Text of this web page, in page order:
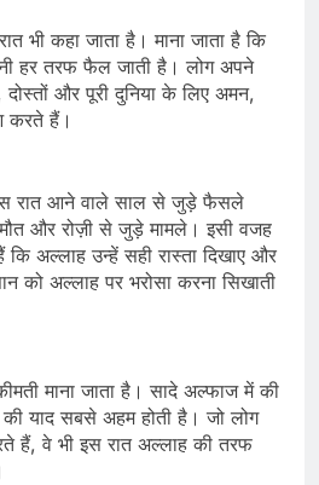
भी कहा जाता है। माना जाता है कि
हर तरफ फैल जाती है। लोग अपने
दोस्तों और पूरी दुनिया के लिए अमन,
करते हैं।
रात आने वाले साल से जुड़े फैसले
और रोज़ी से जुड़े मामले। इसी वजह
अल्लाह उन्हें सही रास्ता दिखाए और
को अल्लाह पर भरोसा करना सिखाती
माना जाता है। सादे अल्फाज में की
याद सबसे अहम होती है। जो लोग
हैं, वे भी इस रात अल्लाह की तरफ